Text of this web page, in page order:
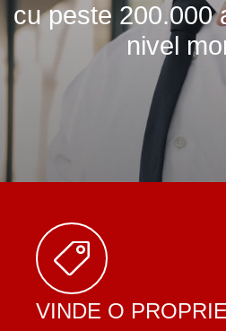
cu peste 200.000
nivel
VINDE O